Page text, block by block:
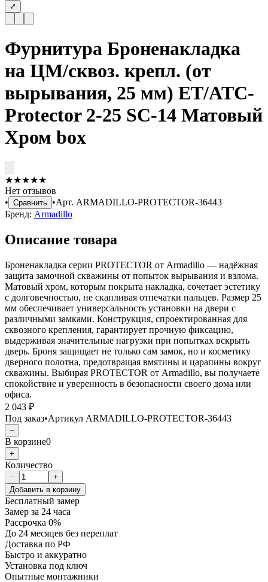
⤢
Фурнитура Броненакладка
на ЦМ/сквоз. крепл. (от
вырывания, 25 мм) ET/ATC-
Protector 2-25 SC-14 Матовый
Хром box
★★★★★
Нет отзывов
• Сравнить •Арт. ARMADILLO-PROTECTOR-36443
Бренд: Armadillo
Описание товара
Броненакладка серии PROTECTOR от Armadillo — надёжная
защита замочной скважины от попыток вырывания и взлома.
Матовый хром, которым покрыта накладка, сочетает эстетику
с долговечностью, не скапливая отпечатки пальцев. Размер 25
мм обеспечивает универсальность установки на двери с
различными замками. Конструкция, спроектированная для
сквозного крепления, гарантирует прочную фиксацию,
выдерживая значительные нагрузки при попытках вскрыть
дверь. Броня защищает не только сам замок, но и косметику
дверного полотна, предотвращая вмятины и царапины вокруг
скважины. Выбирая PROTECTOR от Armadillo, вы получаете
спокойствие и уверенность в безопасности своего дома или
офиса.
2 043 ₽
Под заказ•Артикул ARMADILLO-PROTECTOR-36443
−
В корзине0
+
Количество
−
+
Добавить в корзину
Бесплатный замер
Замер за 24 часа
Рассрочка 0%
До 24 месяцев без переплат
Доставка по РФ
Быстро и аккуратно
Установка под ключ
Опытные монтажники